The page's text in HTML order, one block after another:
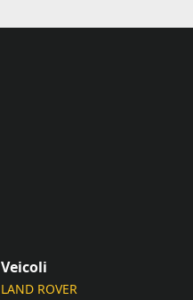
Veicoli
LAND ROVER